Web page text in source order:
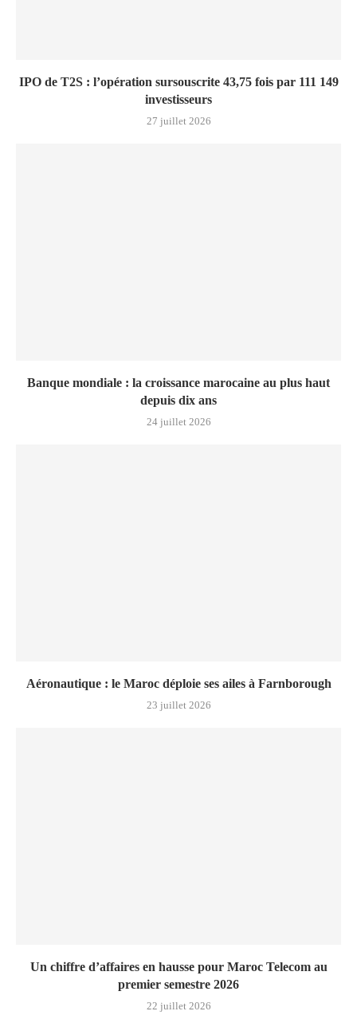
IPO de T2S : l’opération sursouscrite 43,75 fois par 111 149
investisseurs
27 juillet 2026
Banque mondiale : la croissance marocaine au plus haut
depuis dix ans
24 juillet 2026
Aéronautique : le Maroc déploie ses ailes à Farnborough
23 juillet 2026
Un chiffre d’affaires en hausse pour Maroc Telecom au
premier semestre 2026
22 juillet 2026